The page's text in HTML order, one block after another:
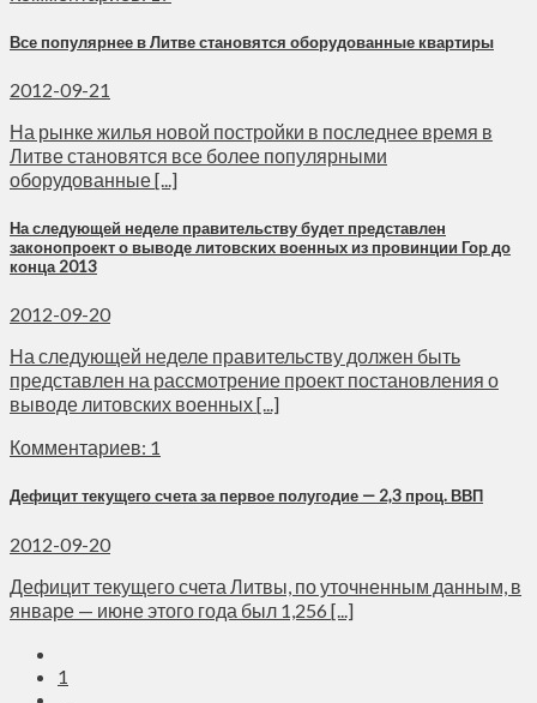
Все популярнее в Литве становятся оборудованные квартиры
2012-09-21
На рынке жилья новой постройки в последнее время в
Литве становятся все более популярными
оборудованные [...]
На следующей неделе правительству будет представлен
законопроект о выводе литовских военных из провинции Гор до
конца 2013
2012-09-20
На следующей неделе правительству должен быть
представлен на рассмотрение проект постановления о
выводе литовских военных [...]
Комментариев: 1
Дефицит текущего счета за первое полугодие — 2,3 проц. ВВП
2012-09-20
Дефицит текущего счета Литвы, по уточненным данным, в
январе — июне этого года был 1,256 [...]
1